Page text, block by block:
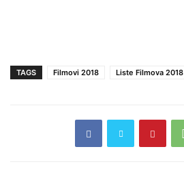
TAGS Filmovi 2018 Liste Filmova 2018